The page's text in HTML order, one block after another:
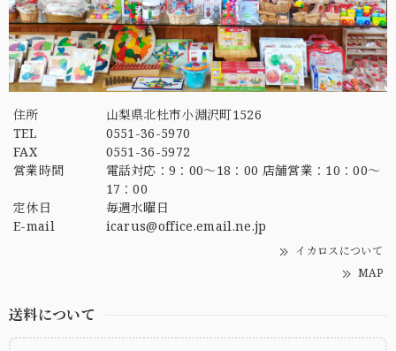
住所
山梨県北杜市小淵沢町1526
TEL
0551-36-5970
FAX
0551-36-5972
営業時間
電話対応：9：00～18：00 店舗営業：10：00～
17：00
定休日
毎週水曜日
E-mail
icarus@office.email.ne.jp
イカロスについて
MAP
送料について